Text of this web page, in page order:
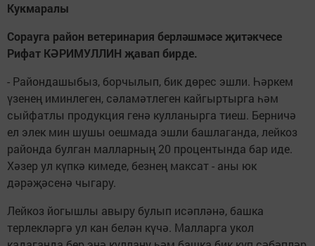
Кукмаралы
Сорауга район ветеринария берләшмәсе җитәкчесе
Рифат КӘРИМУЛЛИН җавап бирде.
- Райондашыбыз, борчылып, бик дөрес эшли. Һәркем
үзенең иминлеген, сәламәтлеген кайгыртырга һәм
сыйфатлы продукция генә кулланырга тиеш. Берничә
ел элек мин шушы оешмада эшли башлаганда, лейкоз
районда булган малларның 20 процентында бар иде.
Хәзер ул күпкә кимеде, безнең максат - аны юк
дәрәҗәсенә чыгару.
Лейкоз йогышлы авыру булып исәпләнә, башка
терлекләргә ул кан белән күчә. Малларга укол